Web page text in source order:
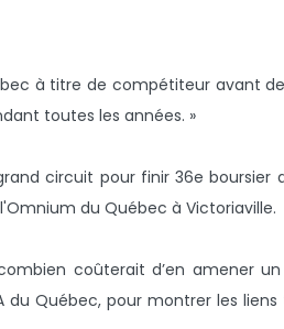
à titre de compétiteur avant
toutes les années. »
circuit pour finir 36e boursier
du Québec à Victoriaville.
coûterait d’en amener
Québec, pour montrer les liens